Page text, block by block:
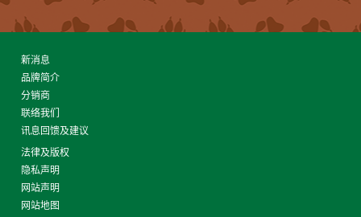
新消息
品牌简介
分销商
联络我们
讯息回馈及建议
法律及版权
隐私声明
网站声明
网站地图